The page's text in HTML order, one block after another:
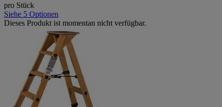
pro Stück
Siehe 5 Optionen
Dieses Produkt ist momentan nicht verfügbar.